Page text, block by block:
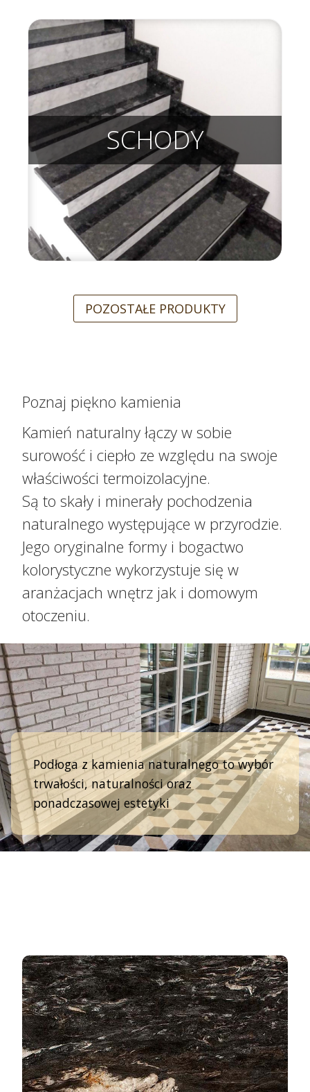
SCHODY
POZOSTAŁE PRODUKTY
Poznaj piękno kamienia
Kamień naturalny łączy w sobie
surowość i ciepło ze względu na swoje
właściwości termoizolacyjne.
Są to skały i minerały pochodzenia
naturalnego występujące w przyrodzie.
Jego oryginalne formy i bogactwo
kolorystyczne wykorzystuje się w
aranżacjach wnętrz jak i domowym
otoczeniu.
Podłoga z kamienia naturalnego to wybór
trwałości, naturalności oraz
ponadczasowej estetyki